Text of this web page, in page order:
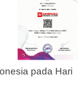
pada Hari